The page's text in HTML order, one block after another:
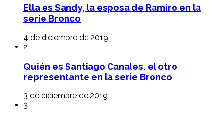
Ella es Sandy, la esposa de Ramiro en la
serie Bronco
4 de diciembre de 2019
2
Quién es Santiago Canales, el otro
representante en la serie Bronco
3 de diciembre de 2019
3